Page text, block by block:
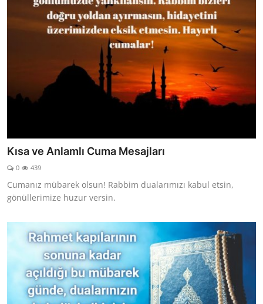
Kısa ve Anlamlı Cuma Mesajları
0 439
Cumanız mübarek olsun! Rabbim dualarımızı kabul etsin,
gönüllerimize huzur versin.